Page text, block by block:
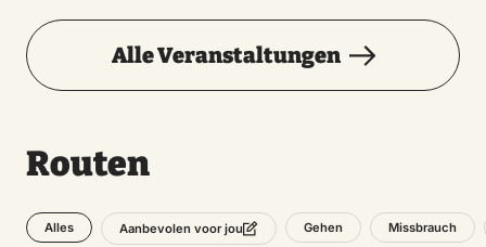
Alle Veranstaltungen
Routen
Alles Aanbevolen voor jou Gehen Missbrauch